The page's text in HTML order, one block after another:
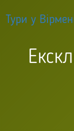
Тури у